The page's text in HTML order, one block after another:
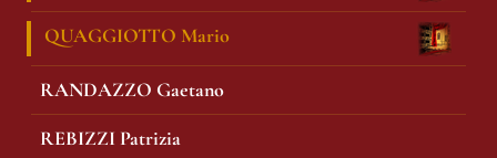
QUAGGIOTTO Mario
RANDAZZO Gaetano
REBIZZI Patrizia